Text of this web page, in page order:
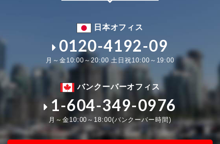
日本オフィス
0120-4192-09
月～金10:00～20:00 土日祝10:00～19:00
バンクーバーオフィス
1-604-349-0976
月～金10:00～18:00(バンクーバー時間)